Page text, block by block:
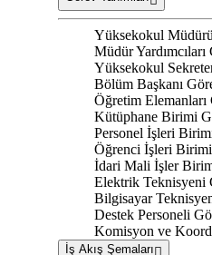
Yüksekokul Müdürü
Müdür Yardımcıları
Yüksekokul
Bölüm Başkanı
Öğretim Elemanları
Kütüphane Birimi
Personel İşleri
Öğrenci İşleri Birimi
İdari Mali İşler
Elektrik Teknisyeni
Bilgisayar
Destek Personeli
Komisyon ve
İş Akış Şemaları